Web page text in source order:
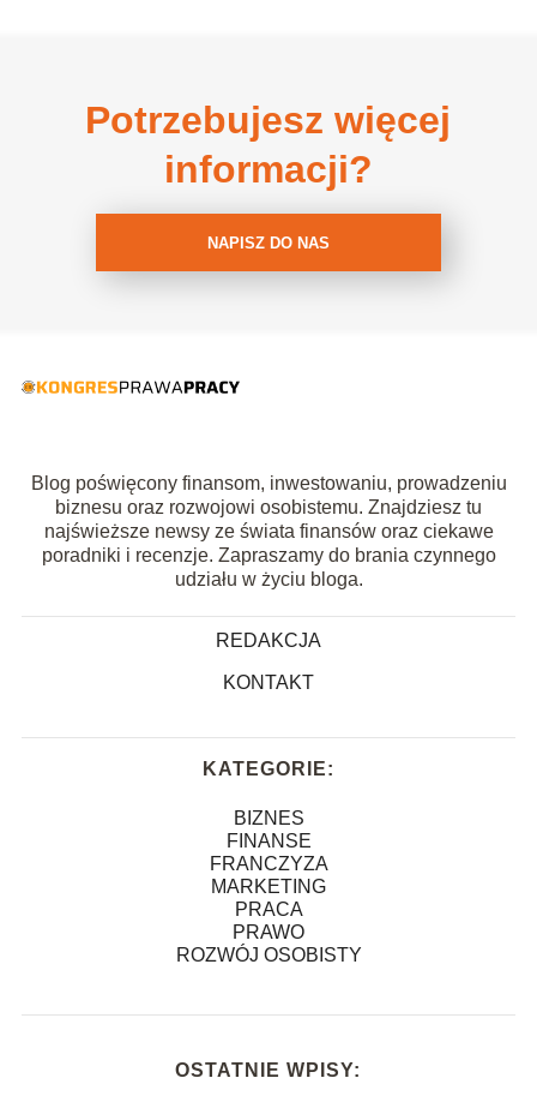
Potrzebujesz więcej
informacji?
NAPISZ DO NAS
Blog poświęcony finansom, inwestowaniu, prowadzeniu
biznesu oraz rozwojowi osobistemu. Znajdziesz tu
najświeższe newsy ze świata finansów oraz ciekawe
poradniki i recenzje. Zapraszamy do brania czynnego
udziału w życiu bloga.
REDAKCJA
KONTAKT
KATEGORIE:
BIZNES
FINANSE
FRANCZYZA
MARKETING
PRACA
PRAWO
ROZWÓJ OSOBISTY
OSTATNIE WPISY: